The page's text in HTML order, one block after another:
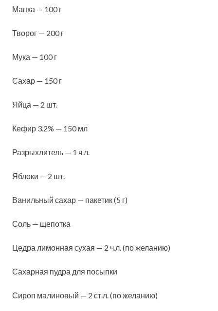
Манка — 100 г
Творог — 200 г
Мука — 100 г
Сахар — 150 г
Яйца — 2 шт.
Кефир 3.2% — 150 мл
Разрыхлитель — 1 ч.л.
Яблоки — 2 шт.
Ванильный сахар — пакетик (5 г)
Соль — щепотка
Цедра лимонная сухая — 2 ч.л. (по желанию)
Сахарная пудра для посыпки
Сироп малиновый — 2 ст.л. (по желанию)